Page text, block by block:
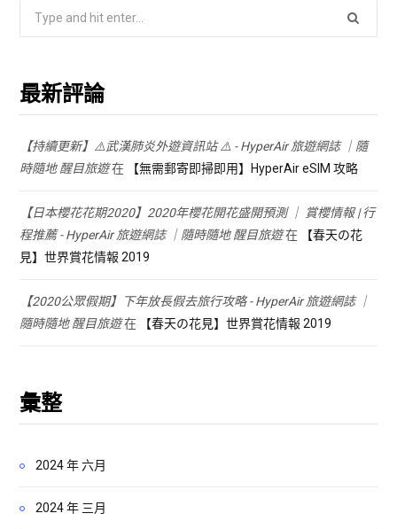
Search
最新評論
【持續更新】⚠️武漢肺炎外遊資訊站 ⚠️ - HyperAir 旅遊網誌 ｜隨
時隨地 醒目旅遊在 【無需郵寄即掃即用】HyperAir eSIM 攻略
【日本櫻花花期2020】2020年櫻花開花盛開預測 ｜ 賞櫻情報 | 行
程推薦 - HyperAir 旅遊網誌 ｜隨時隨地 醒目旅遊在
【春天の花
見】世界賞花情報 2019
【2020公眾假期】下年放長假去旅行攻略 - HyperAir 旅遊網誌 ｜
隨時隨地 醒目旅遊在 【春天の花見】世界賞花情報 2019
彙整
2024 年 六月
2024 年 三月